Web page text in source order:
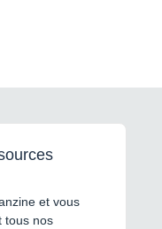
et vous
tous nos